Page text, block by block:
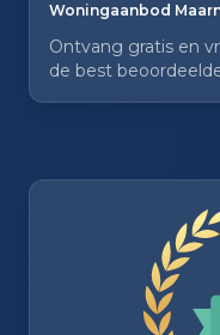
Woningaanbod
Ontvang gratis en
de best